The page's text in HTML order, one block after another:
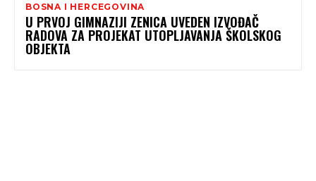
BOSNA I HERCEGOVINA
U PRVOJ GIMNAZIJI ZENICA UVEDEN IZVOĐAČ
RADOVA ZA PROJEKAT UTOPLJAVANJA ŠKOLSKOG
OBJEKTA